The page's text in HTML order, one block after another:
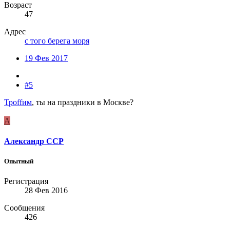
Возраст
47
Адрес
с того берега моря
19 Фев 2017
#5
Троffим, ты на праздники в Москве?
А
Александр ССР
Опытный
Регистрация
28 Фев 2016
Сообщения
426